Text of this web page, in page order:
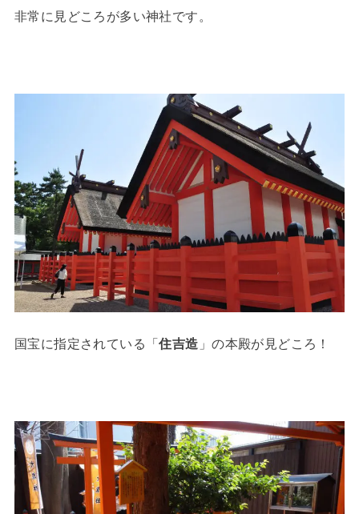
非常に見どころが多い神社です。
国宝に指定されている「住吉造 」の本殿が見どころ！